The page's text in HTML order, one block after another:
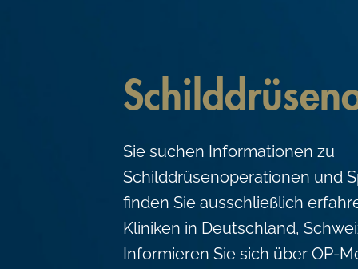
Sie suchen Informationen zu
Schilddrüsenoperationen und
finden Sie ausschließlich
Kliniken in Deutschland,
Informieren Sie sich über OP-